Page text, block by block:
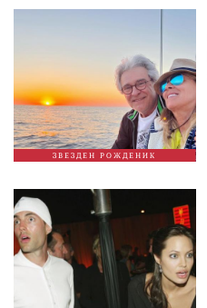
ЗВЕЗДЕН РОЖДЕНИК